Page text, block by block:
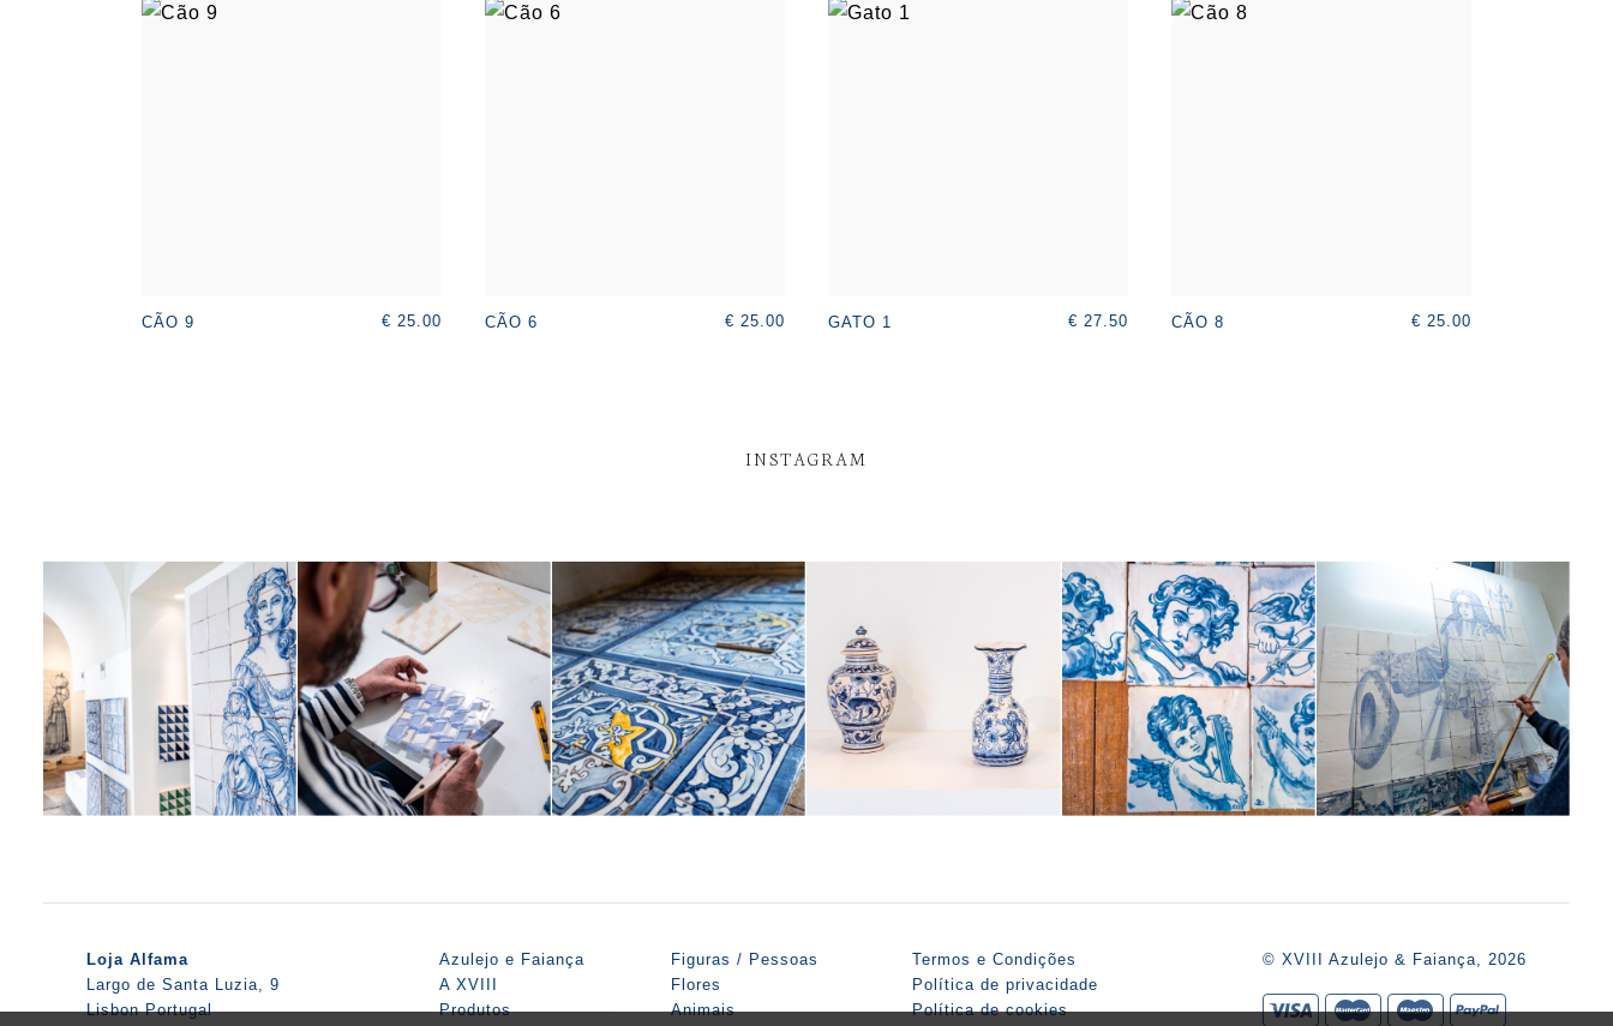
CÃO 9 € 25.00 CÃO 6 € 25.00 GATO 1 € 27.50 CÃO 8 € 25.00
INSTAGRAM
Loja Alfama
Largo de Santa Luzia, 9
Lisbon Portugal
Azulejo e Faiança
A XVIII
Produtos
Figuras / Pessoas
Flores
Animais
Termos e Condições
Política de privacidade
Política de cookies
© XVIII Azulejo & Faiança, 2026